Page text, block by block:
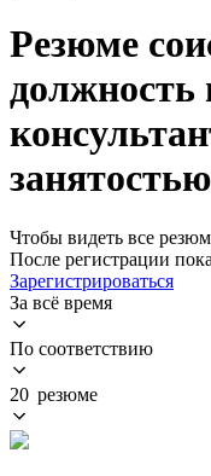
Резюме
должность
Чтобы видеть все
После регистрации
Зарегистрироваться
За всё время
По соответствию
20 резюме